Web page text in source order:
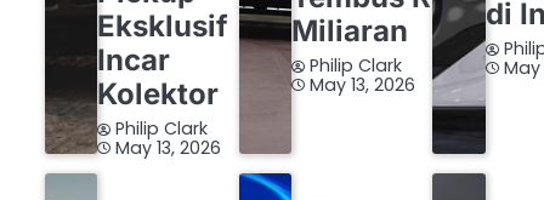
Eksklusif
Incar
Kolektor
Philip Clark
May 13, 2026
Miliaran
Philip Clark
May 13, 2026
di
May